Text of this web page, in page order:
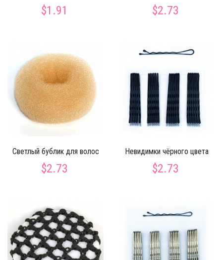
$1.91 $2.73
Светлый бублик для волос
$2.73
Невидимки чёрного цвета
$2.73